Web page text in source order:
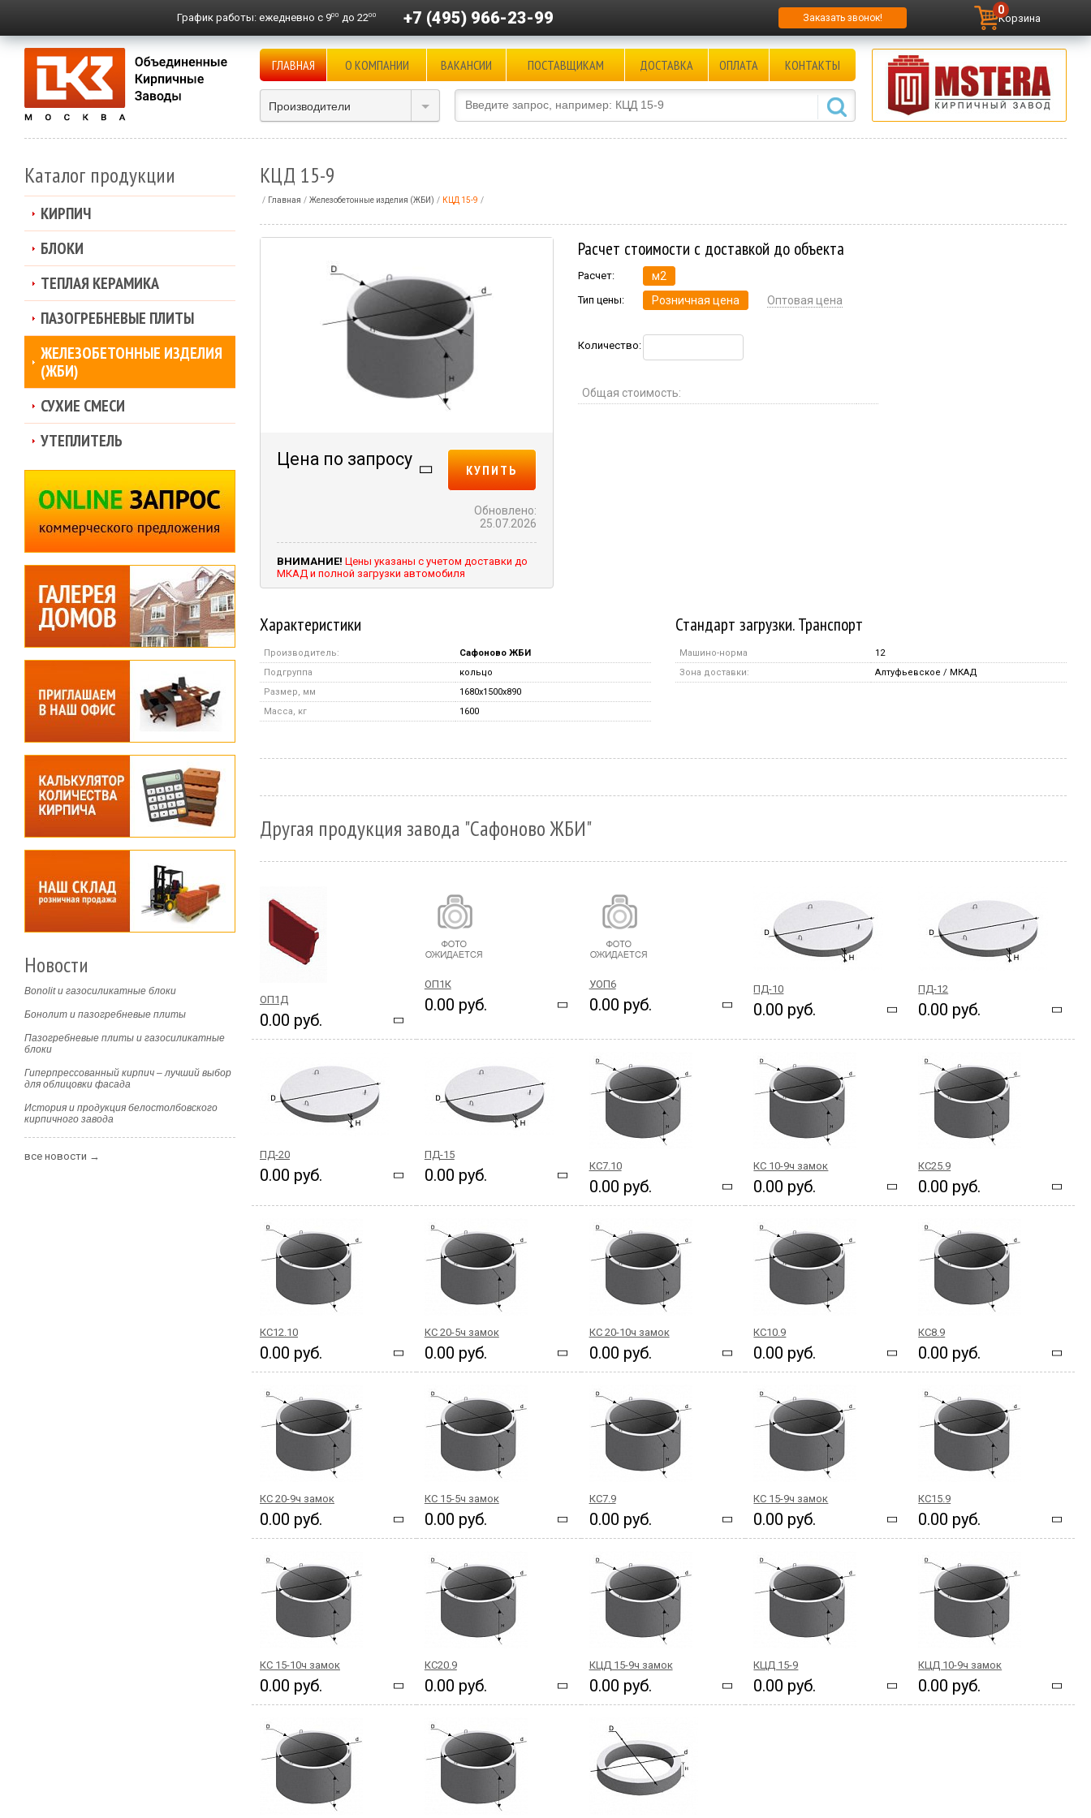
График работы: ежедневно с 900 до 2200 +7 (495) 966-23-99 Заказать звонок! Корзина
0
ГЛАВНАЯ О КОМПАНИИ ВАКАНСИИ ПОСТАВЩИКАМ ДОСТАВКА ОПЛАТА КОНТАКТЫ
Производители
КЦД 15-9
Главная Железобетонные изделия (ЖБИ) КЦД 15-9
Цена по запросу
КУПИТЬ
Обновлено:
25.07.2026
ВНИМАНИЕ! Цены указаны с учетом доставки до
МКАД и полной загрузки автомобиля
Расчет стоимости с доставкой до объекта
Расчет: м2
Тип цены: Розничная цена Оптовая цена
Количество:
Общая стоимость:
Характеристики
Производитель:
Сафоново ЖБИ
Подгруппа
кольцо
Размер, мм
1680x1500x890
Масса, кг
1600
Стандарт загрузки. Транспорт
Машино-норма
12
Зона доставки:
Алтуфьевское / МКАД
Другая продукция завода "Сафоново ЖБИ"
ОП1Д
0.00 руб.
ОП1К
0.00 руб.
УОП6
0.00 руб.
ПД-10
0.00 руб.
ПД-12
0.00 руб.
ПД-20
0.00 руб.
ПД-15
0.00 руб. КС7.10
0.00 руб.
КС 10-9ч замок
0.00 руб.
КС25.9
0.00 руб.
КС12.10
0.00 руб.
КС 20-5ч замок
0.00 руб.
КС 20-10ч замок
0.00 руб.
КС10.9
0.00 руб.
КС8.9
0.00 руб.
КС 20-9ч замок
0.00 руб.
КС 15-5ч замок
0.00 руб.
КС7.9
0.00 руб.
КС 15-9ч замок
0.00 руб.
КС15.9
0.00 руб.
КС 15-10ч замок
0.00 руб.
КС20.9
0.00 руб.
КЦД 15-9ч замок
0.00 руб.
КЦД 15-9
0.00 руб.
КЦД 10-9ч замок
0.00 руб.
Каталог продукции
КИРПИЧ
БЛОКИ
ТЕПЛАЯ КЕРАМИКА
ПАЗОГРЕБНЕВЫЕ ПЛИТЫ
ЖЕЛЕЗОБЕТОННЫЕ ИЗДЕЛИЯ
(ЖБИ)
СУХИЕ СМЕСИ
УТЕПЛИТЕЛЬ
Новости
Bonolit и газосиликатные блоки
Бонолит и пазогребневые плиты
Пазогребневые плиты и газосиликатные
блоки
Гиперпрессованный кирпич – лучший выбор
для облицовки фасада
История и продукция белостолбовского
кирпичного завода
все новости →